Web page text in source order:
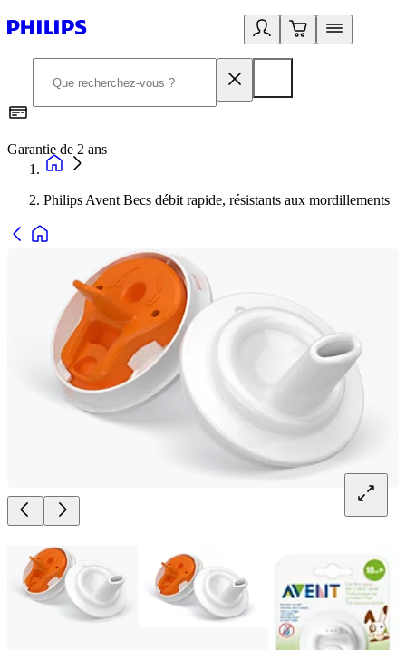
Garantie de 2 ans
Philips Avent Becs débit rapide, résistants aux mordillements